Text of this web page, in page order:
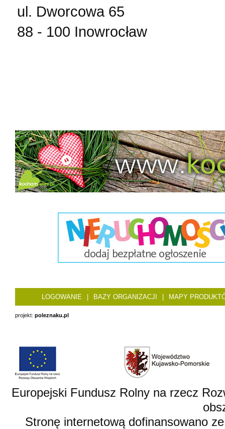
ul. Dworcowa 65
88 - 100 Inowrocław
LOGOWANIE BAZY ORGANIZACJI MAPY
projekt: poleznaku.pl
Europejski Fundusz Rolny na rzecz
Stronę internetową dofinansowano